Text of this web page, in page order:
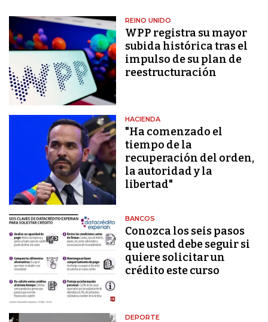
REINO UNIDO
WPP registra su mayor
subida histórica tras el
impulso de su plan de
reestructuración
HACIENDA
"Ha comenzado el
tiempo de la
recuperación del orden,
la autoridad y la
libertad"
BANCOS
Conozca los seis pasos
que usted debe seguir si
quiere solicitar un
crédito este curso
DEPORTE